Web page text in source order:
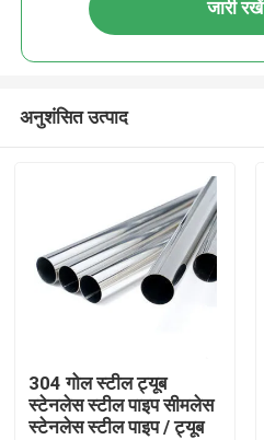
जारी रखें
अनुशंसित उत्पाद
304 गोल स्टील ट्यूब
स्टेनलेस स्टील पाइप सीमलेस
स्टेनलेस स्टील पाइप / ट्यूब